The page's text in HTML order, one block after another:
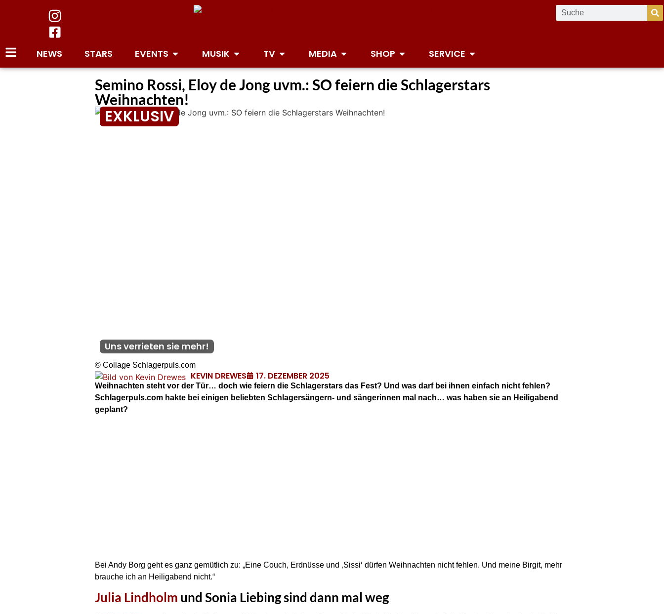
NEWS STARS EVENTS MUSIK TV MEDIA SHOP SERVICE
Semino Rossi, Eloy de Jong uvm.: SO feiern die Schlagerstars
Weihnachten!
EXKLUSIV
Uns verrieten sie mehr!
© Collage Schlagerpuls.com
KEVIN DREWES 17. DEZEMBER 2025
Weihnachten steht vor der Tür… doch wie feiern die Schlagerstars das Fest? Und was darf bei ihnen einfach nicht fehlen?
Schlagerpuls.com hakte bei einigen beliebten Schlagersängern- und sängerinnen mal nach… was haben sie an Heiligabend
geplant?
Bei Andy Borg geht es ganz gemütlich zu: „Eine Couch, Erdnüsse und ‚Sissi‘ dürfen Weihnachten nicht fehlen. Und meine Birgit, mehr
brauche ich an Heiligabend nicht.“
Julia Lindholm und Sonia Liebing sind dann mal weg